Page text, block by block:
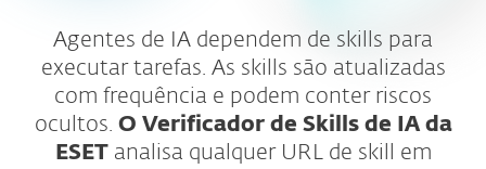
Agentes de IA dependem de skills para
executar tarefas. As skills são atualizadas
com frequência e podem conter riscos
ocultos. O Verificador de Skills de IA da
ESET analisa qualquer URL de skill em